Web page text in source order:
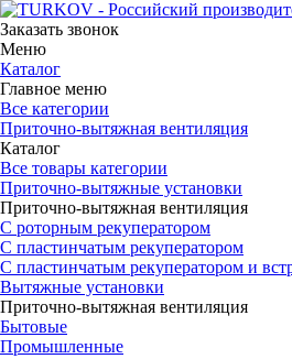
Заказать звонок
Меню
Каталог
Главное меню
Все категории
Приточно-вытяжная вентиляция
Каталог
Все товары категории
Приточно-вытяжные установки
Приточно-вытяжная вентиляция
С роторным рекуператором
С пластинчатым рекуператором
С пластинчатым рекуператором и
Вытяжные установки
Приточно-вытяжная вентиляция
Бытовые
Промышленные